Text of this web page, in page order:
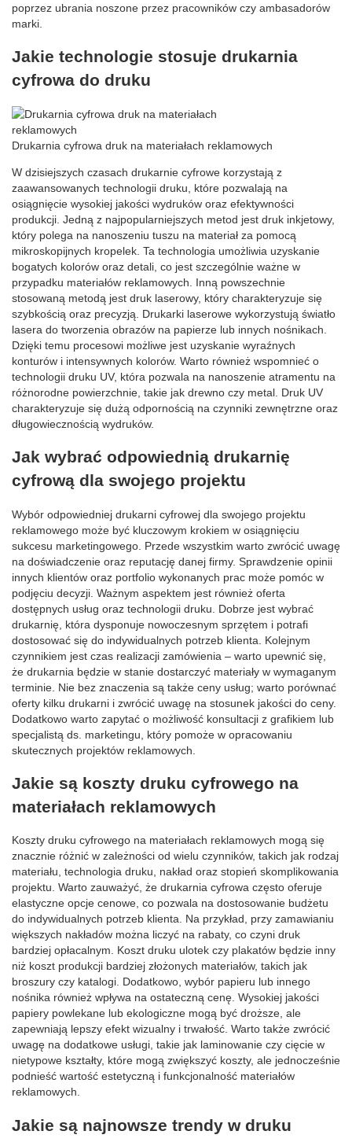
poprzez ubrania noszone przez pracowników czy ambasadorów
marki.
Jakie technologie stosuje drukarnia
cyfrowa do druku
Drukarnia cyfrowa druk na materiałach reklamowych
W dzisiejszych czasach drukarnie cyfrowe korzystają z
zaawansowanych technologii druku, które pozwalają na
osiągnięcie wysokiej jakości wydruków oraz efektywności
produkcji. Jedną z najpopularniejszych metod jest druk inkjetowy,
który polega na nanoszeniu tuszu na materiał za pomocą
mikroskopijnych kropelek. Ta technologia umożliwia uzyskanie
bogatych kolorów oraz detali, co jest szczególnie ważne w
przypadku materiałów reklamowych. Inną powszechnie
stosowaną metodą jest druk laserowy, który charakteryzuje się
szybkością oraz precyzją. Drukarki laserowe wykorzystują światło
lasera do tworzenia obrazów na papierze lub innych nośnikach.
Dzięki temu procesowi możliwe jest uzyskanie wyraźnych
konturów i intensywnych kolorów. Warto również wspomnieć o
technologii druku UV, która pozwala na nanoszenie atramentu na
różnorodne powierzchnie, takie jak drewno czy metal. Druk UV
charakteryzuje się dużą odpornością na czynniki zewnętrzne oraz
długowiecznością wydruków.
Jak wybrać odpowiednią drukarnię
cyfrową dla swojego projektu
Wybór odpowiedniej drukarni cyfrowej dla swojego projektu
reklamowego może być kluczowym krokiem w osiągnięciu
sukcesu marketingowego. Przede wszystkim warto zwrócić uwagę
na doświadczenie oraz reputację danej firmy. Sprawdzenie opinii
innych klientów oraz portfolio wykonanych prac może pomóc w
podjęciu decyzji. Ważnym aspektem jest również oferta
dostępnych usług oraz technologii druku. Dobrze jest wybrać
drukarnię, która dysponuje nowoczesnym sprzętem i potrafi
dostosować się do indywidualnych potrzeb klienta. Kolejnym
czynnikiem jest czas realizacji zamówienia – warto upewnić się,
że drukarnia będzie w stanie dostarczyć materiały w wymaganym
terminie. Nie bez znaczenia są także ceny usług; warto porównać
oferty kilku drukarni i zwrócić uwagę na stosunek jakości do ceny.
Dodatkowo warto zapytać o możliwość konsultacji z grafikiem lub
specjalistą ds. marketingu, który pomoże w opracowaniu
skutecznych projektów reklamowych.
Jakie są koszty druku cyfrowego na
materiałach reklamowych
Koszty druku cyfrowego na materiałach reklamowych mogą się
znacznie różnić w zależności od wielu czynników, takich jak rodzaj
materiału, technologia druku, nakład oraz stopień skomplikowania
projektu. Warto zauważyć, że drukarnia cyfrowa często oferuje
elastyczne opcje cenowe, co pozwala na dostosowanie budżetu
do indywidualnych potrzeb klienta. Na przykład, przy zamawianiu
większych nakładów można liczyć na rabaty, co czyni druk
bardziej opłacalnym. Koszt druku ulotek czy plakatów będzie inny
niż koszt produkcji bardziej złożonych materiałów, takich jak
broszury czy katalogi. Dodatkowo, wybór papieru lub innego
nośnika również wpływa na ostateczną cenę. Wysokiej jakości
papiery powlekane lub ekologiczne mogą być droższe, ale
zapewniają lepszy efekt wizualny i trwałość. Warto także zwrócić
uwagę na dodatkowe usługi, takie jak laminowanie czy cięcie w
nietypowe kształty, które mogą zwiększyć koszty, ale jednocześnie
podnieść wartość estetyczną i funkcjonalność materiałów
reklamowych.
Jakie są najnowsze trendy w druku